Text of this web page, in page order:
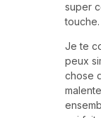
super
touche.
Je te
peux
chose